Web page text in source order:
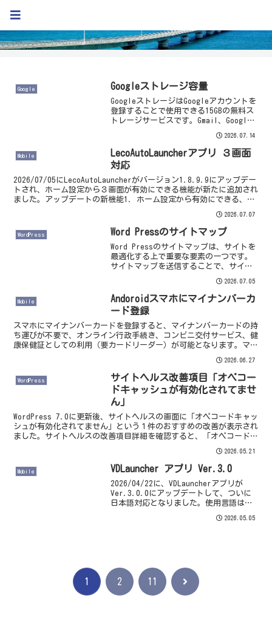
Google Googleストレージ容量
GoogleストレージはGoogleアカウントを
登録することで使用できる15GBの無料ス
トレージサービスです。Gmail、Google
ル15GBです。Googleストレージ使用量確
認方法現在使用して...
2026.07.14
Mobile
LecoAutoLauncherアプリ ３画面
対応
2026/07/05にLecoAutoLauncherがバージョン1.8.9.9にアップデー
トされ、ホーム設定から３画面が有効にできる機能が新たに追加され
ました。アップデートの新機能1. ホーム設定から有効にできる、３
2026.07.07
WordPress Word Pressのサイトマップ
Word Pressのサイトマップは、サイトを
最適化する上で重要な要素の一つです。
サイトマップを送信することで、サイト
発見できるようになりますので、ページ
の内容が変更された時に素早くサイトURL
に反映...
2026.07.05
Mobile
Andoroidスマホにマイナンバーカ
ード登録
スマホにマイナンバーカードを登録すると、マイナンバーカードの持
ち運びが不要で、オンライン行政手続き、コンビニ交付サービス、健
康保健証としての利用（要カードリーダー）が可能となります。マイ
2026.06.27
WordPress
サイトヘルス改善項目「オペコー
ドキャッシュが有効化されてませ
ん」
WordPress 7.0に更新後、サイトヘルスの画面に「オペコードキャッ
シュが有効化されてません」という１件のおすすめの改善が表示され
ました。サイトヘルスの改善項目詳細を確認すると、「オペコードキ
2026.05.21
Mobile VDLauncher アプリ Ver.3.0
2026/04/22に、VDLauncherアプリが
Ver.3.0.0にアップデートして、ついに
日本語対応となりました。使用言語はロ
す。VDLauncherとはランチャーアプリ自
2026.05.05
1 2 11 次